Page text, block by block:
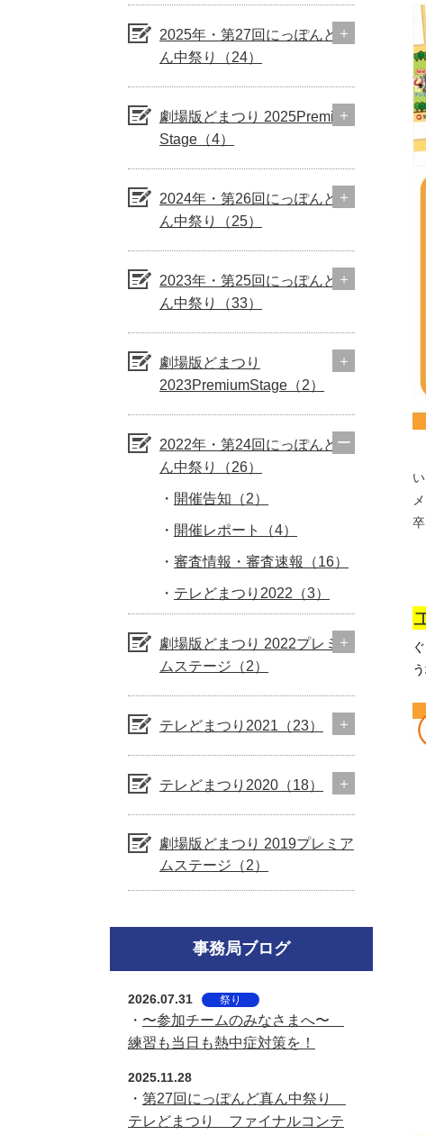
2025年・第27回にっぽんど真
ん中祭り（24）
劇場版どまつり 2025Premium
Stage（4）
2024年・第26回にっぽんど真
ん中祭り（25）
2023年・第25回にっぽんど真
ん中祭り（33）
劇場版どまつり
2023PremiumStage（2）
2022年・第24回にっぽんど真
ん中祭り（26）
開催告知（2）
開催レポート（4）
審査情報・審査速報（16）
テレどまつり2022（3）
劇場版どまつり 2022プレミア
ムステージ（2）
テレどまつり2021（23）
テレどまつり2020（18）
劇場版どまつり 2019プレミア
ムステージ（2）
事務局ブログ
2026.07.31 祭り
・ 〜参加チームのみなさまへ〜
練習も当日も熱中症対策を！
2025.11.28
・ 第27回にっぽんど真ん中祭り
テレどまつり ファイナルコンテ